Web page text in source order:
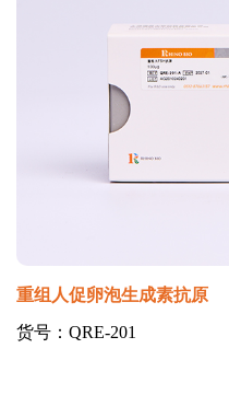
重组人促卵泡生成素抗原
货号：QRE-201